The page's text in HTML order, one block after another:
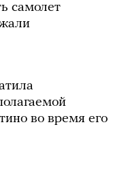
самолет
во время его